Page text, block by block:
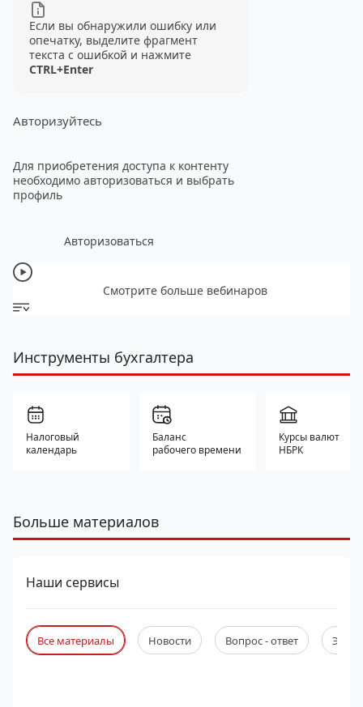
Если вы обнаружили ошибку или
опечатку, выделите фрагмент
текста с ошибкой и нажмите
CTRL+Enter
Авторизуйтесь
Для приобретения доступа к контенту
необходимо авторизоваться и выбрать
профиль
Авторизоваться
Смотрите больше вебинаров
Инструменты бухгалтера
Налоговый
календарь
Баланс
рабочего времени
Курсы валют
НБРК
Больше материалов
Наши сервисы
Все материалы Новости Вопрос - ответ